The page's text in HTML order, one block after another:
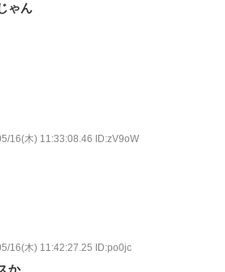
ゃん
16(木) 11:33:08.46 ID:zV9oW
16(木) 11:42:27.25 ID:po0jc